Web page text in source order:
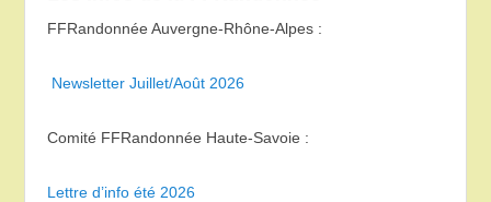
FFRandonnée Auvergne-Rhône-Alpes :
Newsletter Juillet/Août 2026
Comité FFRandonnée Haute-Savoie :
Lettre d’info été 2026